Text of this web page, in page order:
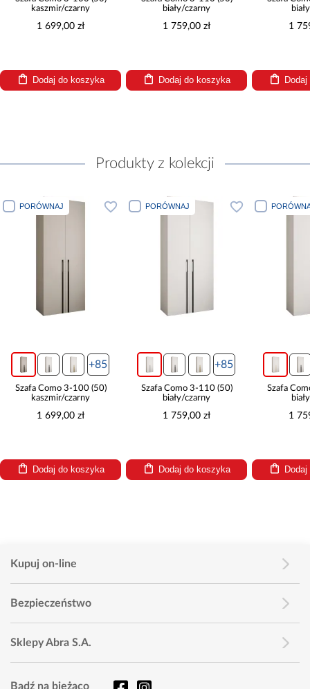
kaszmir/czarny
1 699,00 zł
Dodaj do koszyka
biały/czarny
1 759,00 zł
Dodaj do koszyka
1
Produkty z kolekcji
PORÓWNAJ
+85
Szafa Como 3-100 (50)
kaszmir/czarny
1 699,00 zł
Dodaj do koszyka
PORÓWNAJ
+85
Szafa Como 3-110 (50)
biały/czarny
1 759,00 zł
Dodaj do koszyka
Szafa
1
Kupuj on-line
Bezpieczeństwo
Sklepy Abra S.A.
Bądź na bieżąco